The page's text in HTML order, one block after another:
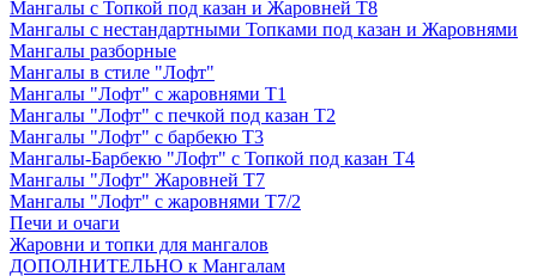
Мангалы с Топкой под казан и Жаровней Т8
Мангалы с нестандартными Топками под казан и Жаровнями
Мангалы разборные
Мангалы в стиле "Лофт"
Мангалы "Лофт" с жаровнями Т1
Мангалы "Лофт" с печкой под казан Т2
Мангалы "Лофт" с барбекю Т3
Мангалы-Барбекю "Лофт" с Топкой под казан Т4
Мангалы "Лофт" Жаровней Т7
Мангалы "Лофт" с жаровнями Т7/2
Печи и очаги
Жаровни и топки для мангалов
ДОПОЛНИТЕЛЬНО к Мангалам